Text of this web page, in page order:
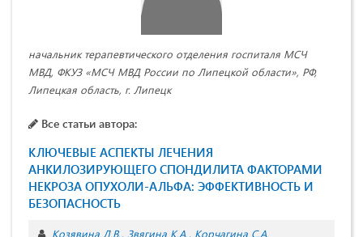
начальник терапевтического отделения госпиталя МСЧ
МВД, ФКУЗ «МСЧ МВД России по Липецкой области», РФ,
Липецкая область, г. Липецк
Все статьи автора:
КЛЮЧЕВЫЕ АСПЕКТЫ ЛЕЧЕНИЯ
АНКИЛОЗИРУЮЩЕГО СПОНДИЛИТА ФАКТОРАМИ
НЕКРОЗА ОПУХОЛИ-АЛЬФА: ЭФФЕКТИВНОСТЬ И
БЕЗОПАСНОСТЬ
Козявина Л.В. Звягина К.А. Корчагина С.А.